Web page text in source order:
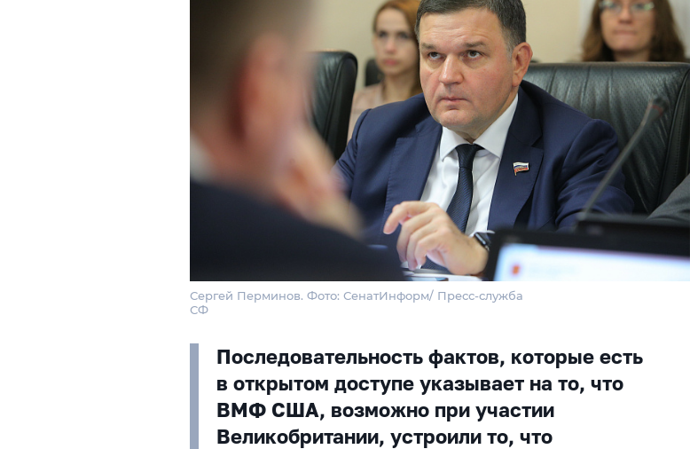
Сергей Перминов. Фото: СенатИнформ/ Пресс-служба
СФ
Последовательность фактов, которые есть
в открытом доступе указывает на то, что
ВМФ США, возможно при участии
Великобритании, устроили то, что